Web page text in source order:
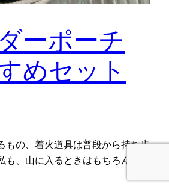
ーポーチ
めセット
もの、着火道具は普段から持ち歩
も、山に入るときはもちろん、仕